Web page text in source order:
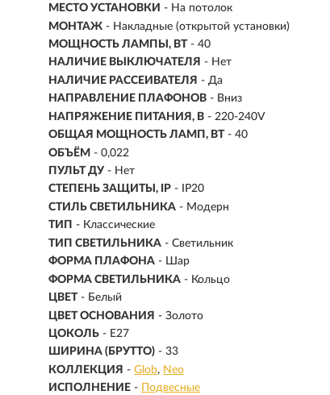
МЕСТО УСТАНОВКИ - На потолок
МОНТАЖ - Накладные (открытой установки)
МОЩНОСТЬ ЛАМПЫ, ВТ - 40
НАЛИЧИЕ ВЫКЛЮЧАТЕЛЯ - Нет
НАЛИЧИЕ РАССЕИВАТЕЛЯ - Да
НАПРАВЛЕНИЕ ПЛАФОНОВ - Вниз
НАПРЯЖЕНИЕ ПИТАНИЯ, В - 220-240V
ОБЩАЯ МОЩНОСТЬ ЛАМП, ВТ - 40
ОБЪЁМ - 0,022
ПУЛЬТ ДУ - Нет
СТЕПЕНЬ ЗАЩИТЫ, IP - IP20
СТИЛЬ СВЕТИЛЬНИКА - Модерн
ТИП - Классические
ТИП СВЕТИЛЬНИКА - Светильник
ФОРМА ПЛАФОНА - Шар
ФОРМА СВЕТИЛЬНИКА - Кольцо
ЦВЕТ - Белый
ЦВЕТ ОСНОВАНИЯ - Золото
ЦОКОЛЬ - E27
ШИРИНА (БРУТТО) - 33
КОЛЛЕКЦИЯ - Glob
Neo
ИСПОЛНЕНИЕ - Подвесные